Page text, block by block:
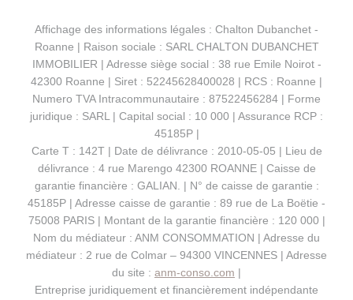
Affichage des informations légales : Chalton Dubanchet -
Roanne | Raison sociale : SARL CHALTON DUBANCHET
IMMOBILIER | Adresse siège social : 38 rue Emile Noirot -
42300 Roanne | Siret : 52245628400028 | RCS : Roanne |
Numero TVA Intracommunautaire : 87522456284 | Forme
juridique : SARL | Capital social : 10 000 | Assurance RCP :
45185P |
Carte T : 142T | Date de délivrance : 2010-05-05 | Lieu de
délivrance : 4 rue Marengo 42300 ROANNE | Caisse de
garantie financière : GALIAN. | N° de caisse de garantie :
45185P | Adresse caisse de garantie : 89 rue de La Boëtie -
75008 PARIS | Montant de la garantie financière : 120 000 |
Nom du médiateur : ANM CONSOMMATION | Adresse du
médiateur : 2 rue de Colmar – 94300 VINCENNES | Adresse
du site : anm-conso.com |
Entreprise juridiquement et financièrement indépendante